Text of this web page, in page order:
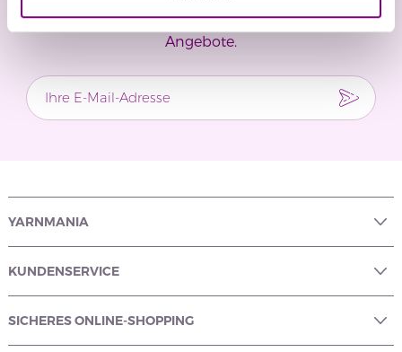
Verpassen Sie keine Neuigkeiten und exklusiven
Angebote.
YARNMANIA
KUNDENSERVICE
SICHERES ONLINE-SHOPPING